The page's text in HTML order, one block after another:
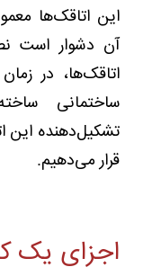
این اتاقک‌ها
آن دشوار است
اتاقک‌ها، در
ساختمانی
تشکیل‌دهنده این
قرار می‌دهیم.
اجزای یک